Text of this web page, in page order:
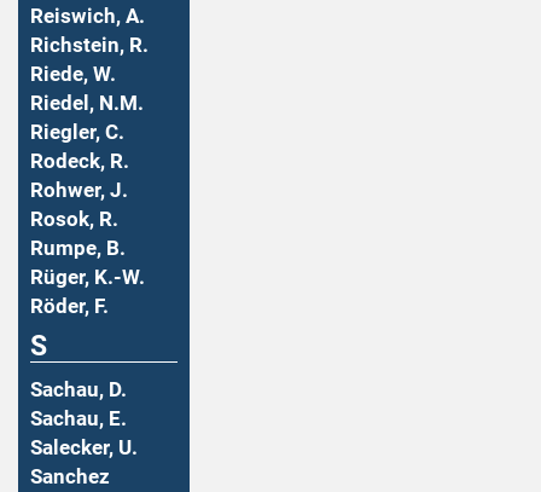
Reiswich, A.
Richstein, R.
Riede, W.
Riedel, N.M.
Riegler, C.
Rodeck, R.
Rohwer, J.
Rosok, R.
Rumpe, B.
Rüger, K.-W.
Röder, F.
S
Sachau, D.
Sachau, E.
Salecker, U.
Sanchez